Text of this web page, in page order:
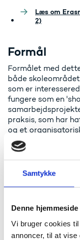
Samtykke
Denne
Vi bruger cookies
annoncer, til at
Læs om
2)
Formål
Formålet med
både
som er
fungere som en
praksis, som har
og et
På seminaret vil
Høre gode
Udveksle idéer
praksis.